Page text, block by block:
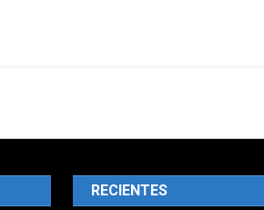
RECIENTES